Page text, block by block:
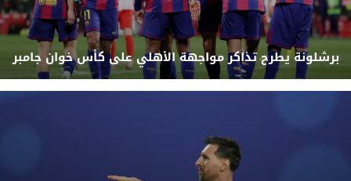
برشلونة يطرح تذاكر مواجهة الأهلي على كأس خوان جامبر